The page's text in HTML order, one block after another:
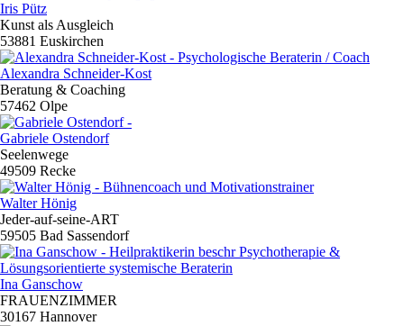
Iris Pütz
Kunst als Ausgleich
53881 Euskirchen
Alexandra Schneider-Kost
Beratung & Coaching
57462 Olpe
Gabriele Ostendorf
Seelenwege
49509 Recke
Walter Hönig
Jeder-auf-seine-ART
59505 Bad Sassendorf
Ina Ganschow
FRAUENZIMMER
30167 Hannover